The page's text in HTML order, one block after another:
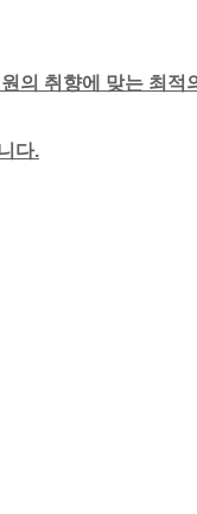
의 취향에 맞는 최적
다.